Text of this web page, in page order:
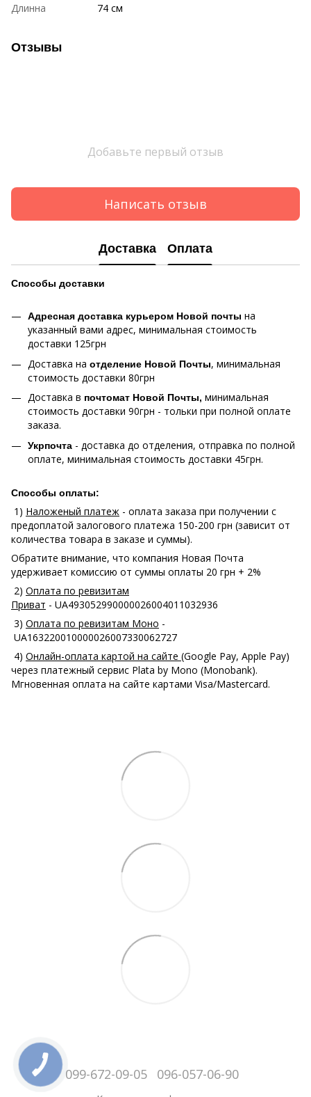
Длинна
74 см
Отзывы
Добавьте первый отзыв
Написать отзыв
Доставка Оплата
Способы доставки
Адресная доставка курьером Новой почты на
указанный вами адрес, минимальная стоимость
доставки 125грн
Доставка на отделение Новой Почты, минимальная
стоимость доставки 80грн
Доставка в почтомат Новой Почты, минимальная
стоимость доставки 90грн - тольки при полной оплате
заказа.
Укрпочта - доставка до отделения, отправка по полной
оплате, минимальная стоимость доставки 45грн.
Способы оплаты:
1) Наложеный платеж - оплата заказа при получении с
предоплатой залогового платежа 150-200 грн (зависит от
количества товара в заказе и суммы).
Обратите внимание, что компания Новая Почта
удерживает комиссию от суммы оплаты 20 грн + 2%
2) Оплата по ревизитам
Приват - UA493052990000026004011032936
3) Оплата по ревизитам Моно -
UA163220010000026007330062727
4) Онлайн-оплата картой на сайте (Google Pay, Apple Pay)
через платежный сервис Plata by Mono (Monobank).
Мгновенная оплата на сайте картами Visa/Mastercard.
099-672-09-05 096-057-06-90